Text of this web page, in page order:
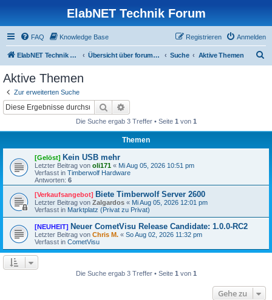
ElabNET Technik Forum
FAQ Knowledge Base Anmelden
Registrieren
ElabNET Technik Forum Übersicht über forum.timberwolf.io Suche Aktive Themen
Aktive Themen
Zur erweiterten Suche
Suche
Die Suche ergab 3 Treffer • Seite 1 von 1
Themen
[Gelöst] Kein USB mehr
Letzter Beitrag von oli171 « Mi Aug 05, 2026 10:51 pm
Verfasst in Timberwolf Hardware
Antworten: 6
[Verkaufsangebot] Biete Timberwolf Server 2600
Letzter Beitrag von Zalgardos « Mi Aug 05, 2026 12:01 pm
Verfasst in Marktplatz (Privat zu Privat)
[NEUHEIT] Neuer CometVisu Release Candidate: 1.0.0-RC2
Letzter Beitrag von Chris M. « So Aug 02, 2026 11:32 pm
Verfasst in CometVisu
Die Suche ergab 3 Treffer • Seite 1 von 1
Gehe zu